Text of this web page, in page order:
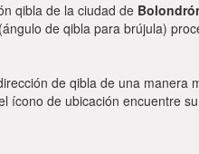
qibla de la ciudad de
de qibla para brújula)
de qibla de una manera
ícono de ubicación encuentre